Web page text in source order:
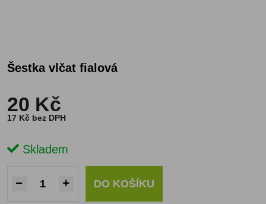
Šestka vlčat fialová
20 Kč
17 Kč bez DPH
Skladem
DO KOŠÍKU